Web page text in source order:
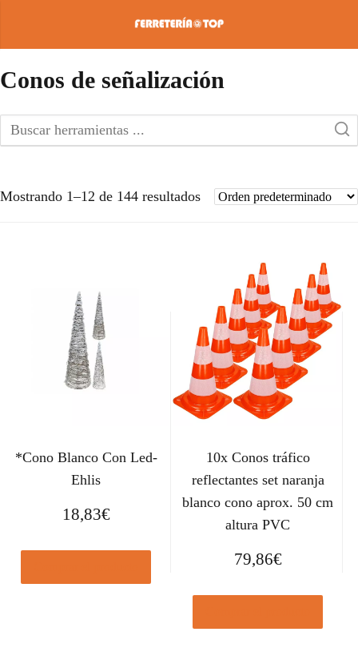
Conos de señalización
Mostrando 1–12 de 144 resultados
*Cono Blanco Con Led-
Ehlis
18,83€
10x Conos tráfico
reflectantes set naranja
blanco cono aprox. 50 cm
altura PVC
79,86€